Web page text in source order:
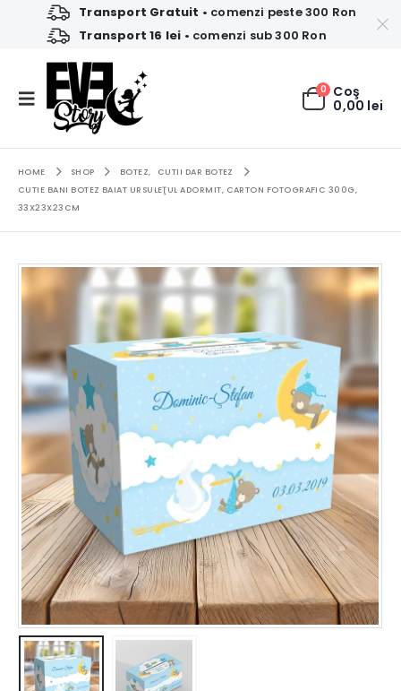
Transport Gratuit • comenzi peste 300 Ron
Transport 16 lei • comenzi sub 300 Ron
0 Coş
0,00 lei
HOME SHOP BOTEZ,
CUTII DAR BOTEZ
CUTIE BANI BOTEZ BAIAT URSULEŢUL ADORMIT, CARTON FOTOGRAFIC 300G,
33X23X23CM